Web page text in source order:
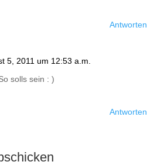
Antworten
5, 2011 um 12:53 a.m.
solls sein : )
Antworten